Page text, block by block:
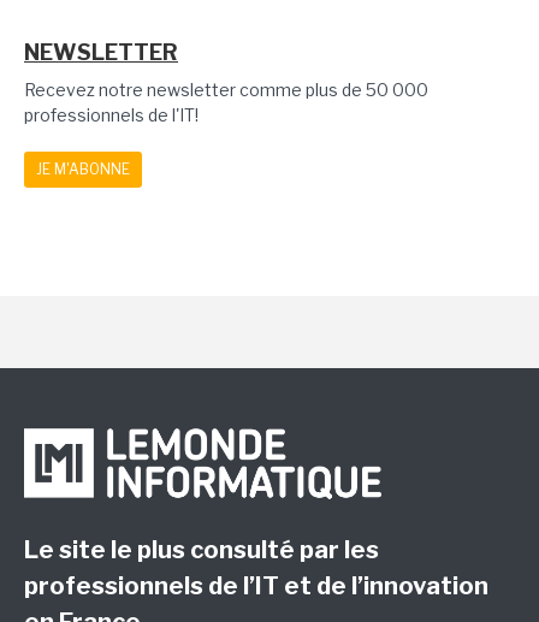
NEWSLETTER
Recevez notre newsletter comme plus de 50 000
professionnels de l'IT!
JE M'ABONNE
Le site le plus consulté par les
professionnels de l’IT et de l’innovation